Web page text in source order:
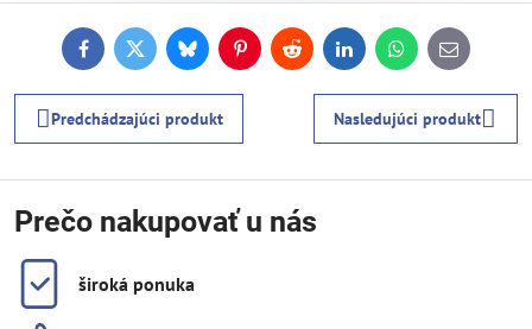
FacebookTwitterBlueskyPinterestReddit LinkedInWhatsApp
E-
mail
Predchádzajúci produkt Nasledujúci produkt
Prečo nakupovať u nás
široká ponuka